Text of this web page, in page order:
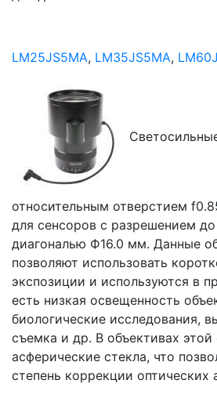
LM25JS5MA, LM35JS5MA,
относительным отверстием
для сенсоров с разрешением
диагональю Ф16.0 мм. Данные
позволяют использовать
экспозиции и используются в
есть низкая освещенность
биологические исследования,
съемка и др. В объективах
асферические стекла, что
степень коррекции оптических